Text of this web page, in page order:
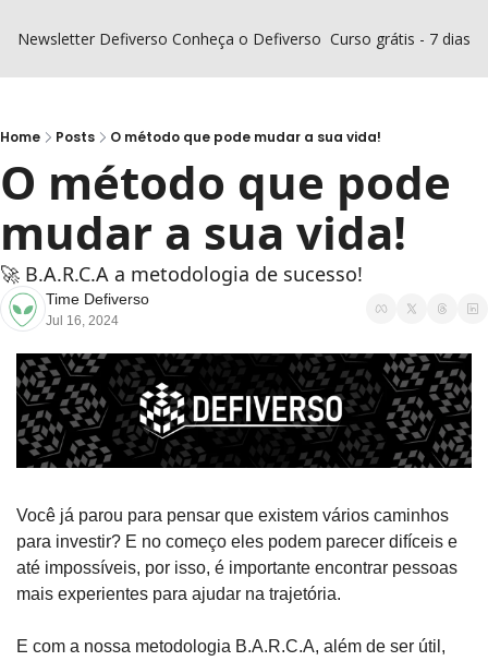
Newsletter Defiverso Conheça o Defiverso Curso grátis - 7 dias
Home Posts O método que pode mudar a sua vida!
O método que pode
mudar a sua vida!
🚀 B.A.R.C.A a metodologia de sucesso!
Time Defiverso
Jul 16, 2024
Você já parou para pensar que existem vários caminhos
para investir? E no começo eles podem parecer difíceis e
até impossíveis, por isso, é importante encontrar pessoas
mais experientes para ajudar na trajetória.
E com a nossa metodologia B.A.R.C.A, além de ser útil,